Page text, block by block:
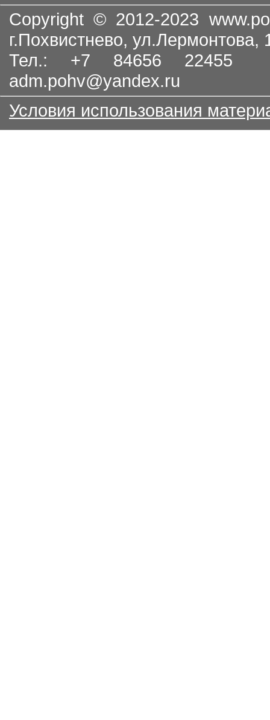
Copyright © 2012-2023
г.Похвистнево, ул.Лермонтова,
Тел.: +7 84656
adm.pohv@yandex.ru
Условия использования